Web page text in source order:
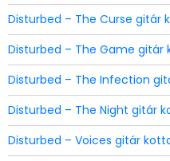
Disturbed – The Curse gitár
Disturbed – The Game gitár
Disturbed – The Infection
Disturbed – The Night gitár
Disturbed – Voices gitár